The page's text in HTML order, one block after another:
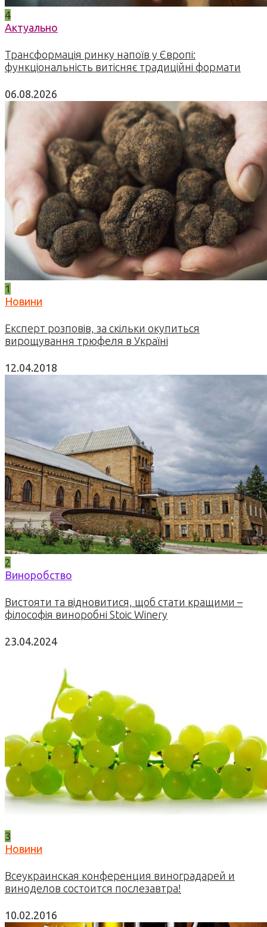
4
Актуально
Трансформація ринку напоїв у Європі:
функціональність витісняє традиційні формати
06.08.2026
1
Новини
Експерт розповів, за скільки окупиться
вирощування трюфеля в Україні
12.04.2018
2
Виноробство
Вистояти та відновитися, щоб стати кращими –
філософія виноробні Stoic Winery
23.04.2024
3
Новини
Всеукраинская конференция виноградарей и
виноделов состоится послезавтра!
10.02.2016